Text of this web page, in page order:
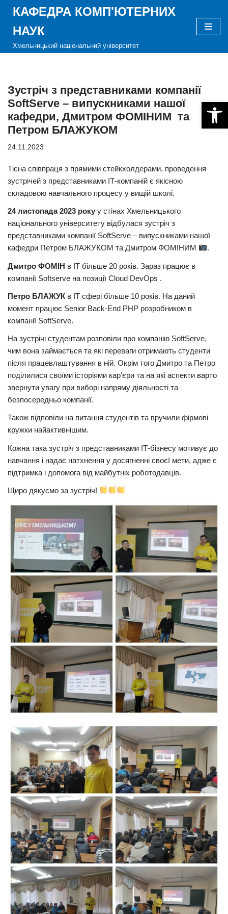
Перейти
вмісту
КАФЕДРА КОМП'ЮТЕРНИХ
НАУК
Хмельницький національний університет
Зустріч з представниками компанії
SoftServe – випускниками нашої
кафедри, Дмитром ФОМІНИМ та
Петром БЛАЖУКОМ
24.11.2023
Тісна співпраця з прямими стейкхолдерами, проведення
зустрічей з представниками ІТ-компаній є якісною
складовою навчального процесу у вищій школі.
24 листопада 2023 року у стінах Хмельницького
національного університету відбулася зустріч з
представниками компанії SoftServe – випускниками нашої
кафедри Петром БЛАЖУКОМ та Дмитром ФОМІНИМ
.
Дмитро ФОМІН в ІТ більше 20 років. Зараз працює в
компанії Softserve на позиції Cloud DevOps .
Петро БЛАЖУК в ІТ сфері більше 10 років. На даний
момент працює Senior Back-End PHP розробником в
компанії SoftServe.
На зустрічі студентам розповіли про компанію SoftServe,
чим вона займається та які переваги отримають студенти
після працевлаштування в ній. Окрім того Дмитро та Петро
поділилися своїми історіями кар’єри та на які аспекти варто
звернути увагу при виборі напряму діяльності та
безпосередньо компанії.
Також відповіли на питання студентів та вручили фірмові
кружки найактивнішим.
Кожна така зустріч з представниками ІТ-бізнесу мотивує до
навчання і надає натхнення у досягненні своєї мети, адже є
підтримка і допомога від майбутніх роботодавців.
Щиро дякуємо за зустріч!